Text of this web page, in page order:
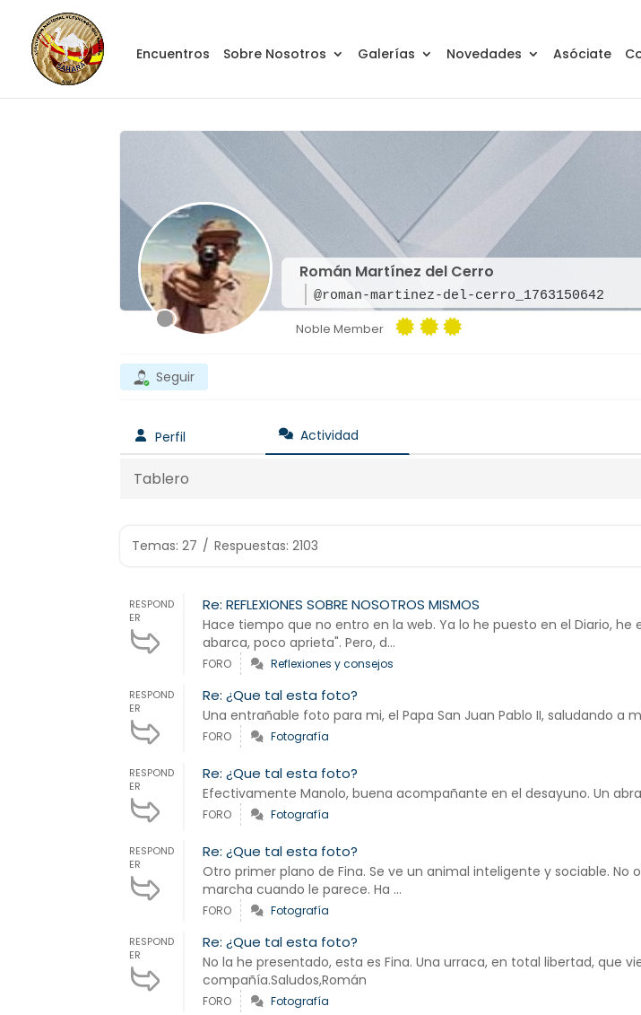
Encuentros Sobre Nosotros Galerías Novedades Asóciate
Román Martínez del Cerro
@roman-martinez-del-cerro_1763150642
Noble Member
Seguir
Perfil Actividad
Tablero
Temas: 27 / Respuestas: 2103
RESPOND
ER
Re: REFLEXIONES SOBRE NOSOTROS MISMOS
Hace tiempo que no entro en la web. Ya lo he puesto en el Diario,
abarca, poco aprieta". Pero, d...
FORO Reflexiones y consejos
RESPOND
ER
Re: ¿Que tal esta foto?
Una entrañable foto para mi, el Papa San Juan Pablo II, saludando a
FORO Fotografía
RESPOND
ER
Re: ¿Que tal esta foto?
Efectivamente Manolo, buena acompañante en el desayuno. Un
FORO Fotografía
RESPOND
ER
Re: ¿Que tal esta foto?
Otro primer plano de Fina. Se ve un animal inteligente y sociable.
marcha cuando le parece. Ha ...
FORO Fotografía
RESPOND
ER
Re: ¿Que tal esta foto?
No la he presentado, esta es Fina. Una urraca, en total libertad, que
compañía.Saludos,Román
FORO Fotografía